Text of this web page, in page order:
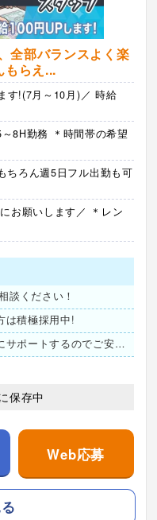
全部バランスよく楽
もらえ...
す!(7月～10月)／ 時給
8H勤務 ＊時間帯の希望
ちろん週5日フル出勤も可
お願いします／ ＊レン
談ください！
は積極採用中!
★分からないことは、丁寧にサポートするのでご安心ください♪
保存中
Web応募